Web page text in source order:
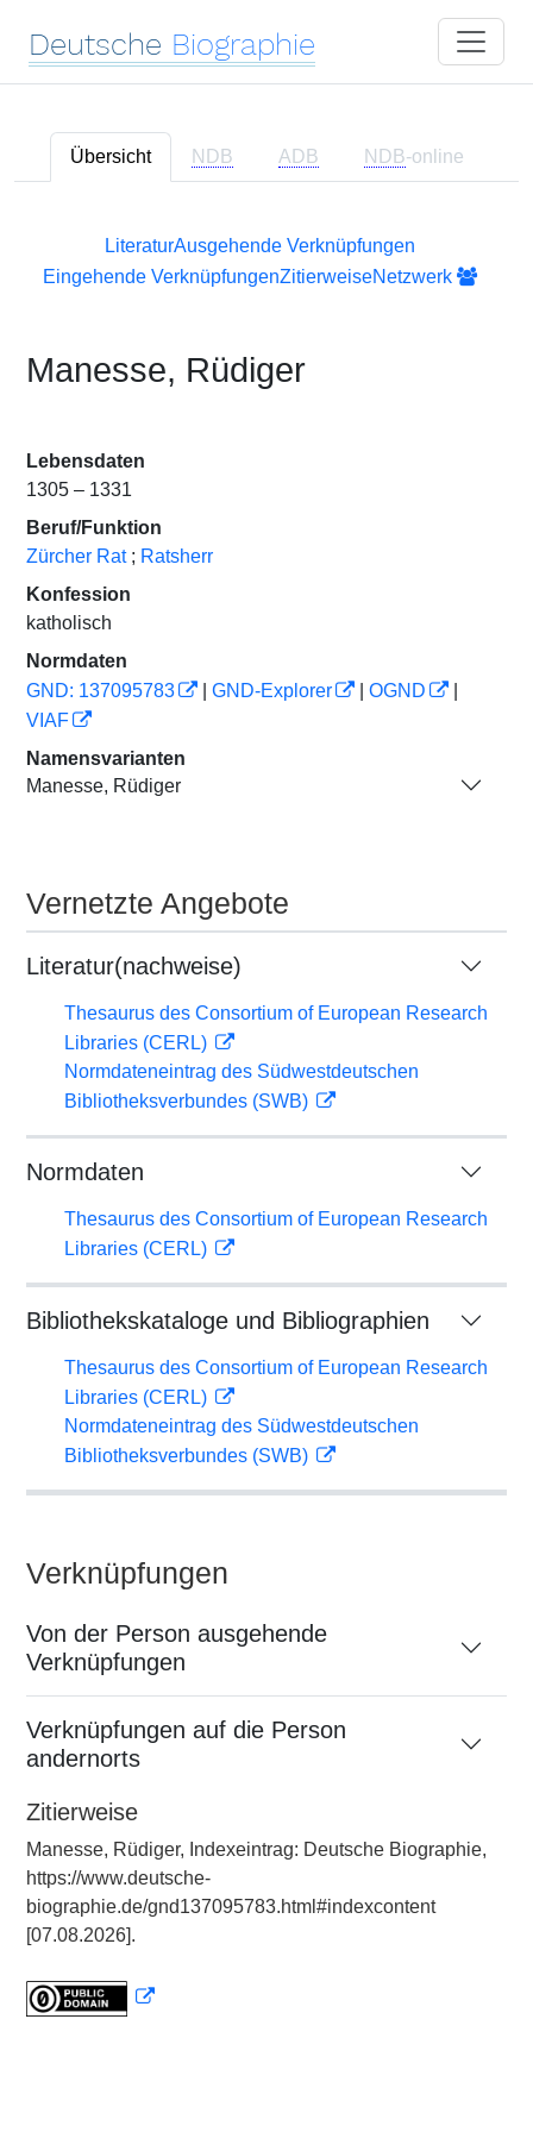
Deutsche Biographie
Übersicht NDB ADB NDB-online
LiteraturAusgehende Verknüpfungen
Eingehende VerknüpfungenZitierweiseNetzwerk
Manesse, Rüdiger
Lebensdaten
1305 – 1331
Beruf/Funktion
Zürcher Rat ; Ratsherr
Konfession
katholisch
Normdaten
GND: 137095783
GND-Explorer OGND
VIAF
Namensvarianten
Manesse, Rüdiger
Vernetzte Angebote
Literatur(nachweise)
Thesaurus des Consortium of European Research
Libraries (CERL)
Normdateneintrag des Südwestdeutschen
Bibliotheksverbundes (SWB)
Normdaten
Thesaurus des Consortium of European Research
Libraries (CERL)
Bibliothekskataloge und Bibliographien
Thesaurus des Consortium of European Research
Libraries (CERL)
Normdateneintrag des Südwestdeutschen
Bibliotheksverbundes (SWB)
Verknüpfungen
Von der Person ausgehende
Verknüpfungen
Verknüpfungen auf die Person
andernorts
Zitierweise
Manesse, Rüdiger, Indexeintrag: Deutsche Biographie,
https://www.deutsche-
biographie.de/gnd137095783.html#indexcontent
[07.08.2026].